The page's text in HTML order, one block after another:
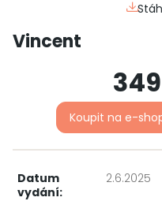
Vincent
Koupit na e-
Datum
vydání:
2.6.2025